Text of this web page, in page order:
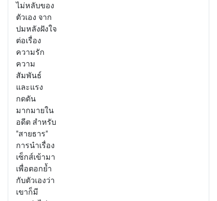
ไม่หลับของ
ตัวเอง จาก
ปมหลังฝังใจ
ต่อเรื่อง
ความรัก
ความ
สัมพันธ์
และแรง
กดดัน
มากมายใน
อดีต สำหรับ
"สายธาร"
การนำเรื่อง
เซ็กส์เข้ามา
เพื่อตอกย้ำ
กับตัวเองว่า
เขาก็มี